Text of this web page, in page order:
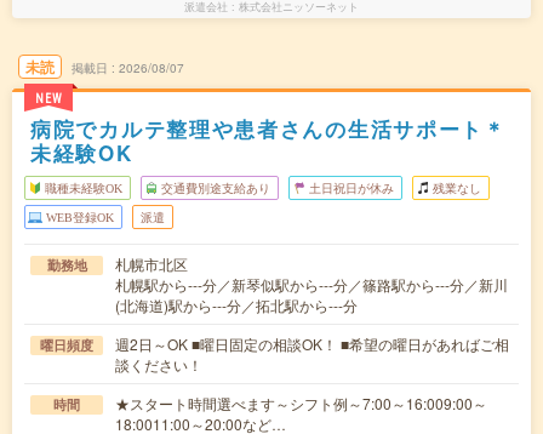
派遣会社 株式会社ニッソーネット
未読
NEW
掲載日 2026/08/07
病院でカルテ整理や患者さんの生活サポート＊
未経験OK
職種未経験OK 交通費別途支給あり 土日祝日が休み 残業なし
WEB登録OK 派遣
勤務地
札幌市北区
札幌駅から---分／新琴似駅から---分／篠路駅から---分／新川
(北海道)駅から---分／拓北駅から---分
曜日頻度
週2日～OK ■曜日固定の相談OK！ ■希望の曜日があればご相
談ください！
時間
★スタート時間選べます～シフト例～7:00～16:009:00～
18:0011:00～20:00など…